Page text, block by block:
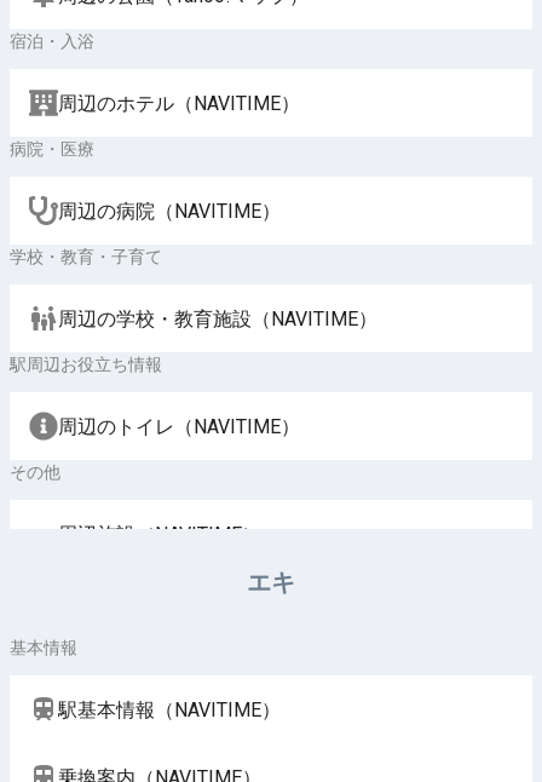
宿泊・入浴
周辺のホテル（NAVITIME）
病院・医療
周辺の病院（NAVITIME）
学校・教育・子育て
周辺の学校・教育施設（NAVITIME）
駅周辺お役立ち情報
周辺のトイレ（NAVITIME）
その他
周辺施設（NAVITIME）
エキ
基本情報
駅基本情報（NAVITIME）
乗換案内（NAVITIME）